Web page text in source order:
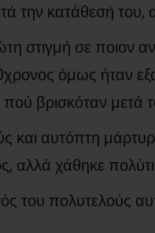
την κατάθεσή του,
στιγμή σε ποιον
όμως ήταν
βρισκόταν μετά
και αυτόπτη
αλλά χάθηκε
του πολυτελούς